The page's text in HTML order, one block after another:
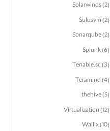
Solarwinds(2)
Solusvm(2)
Sonarqube(2)
Splunk(6)
Tenable.sc(3)
Teramind(4)
thehive(5)
Virtualization(12)
Wallix(10)